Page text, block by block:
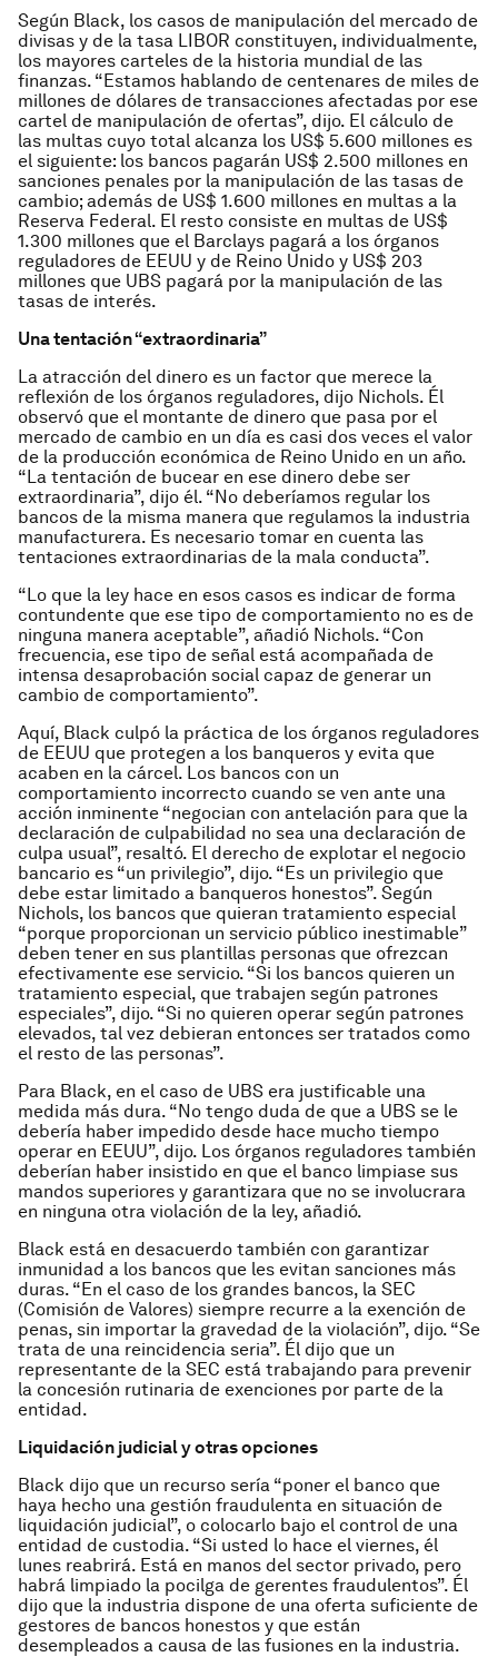
Según Black, los casos de manipulación del mercado de
divisas y de la tasa LIBOR constituyen, individualmente,
los mayores carteles de la historia mundial de las
finanzas. “Estamos hablando de centenares de miles de
millones de dólares de transacciones afectadas por ese
cartel de manipulación de ofertas”, dijo. El cálculo de
las multas cuyo total alcanza los US$ 5.600 millones es
el siguiente: los bancos pagarán US$ 2.500 millones en
sanciones penales por la manipulación de las tasas de
cambio; además de US$ 1.600 millones en multas a la
Reserva Federal. El resto consiste en multas de US$
1.300 millones que el Barclays pagará a los órganos
reguladores de EEUU y de Reino Unido y US$ 203
millones que UBS pagará por la manipulación de las
tasas de interés.
Una tentación “extraordinaria”
La atracción del dinero es un factor que merece la
reflexión de los órganos reguladores, dijo Nichols. Él
observó que el montante de dinero que pasa por el
mercado de cambio en un día es casi dos veces el valor
de la producción económica de Reino Unido en un año.
“La tentación de bucear en ese dinero debe ser
extraordinaria”, dijo él. “No deberíamos regular los
bancos de la misma manera que regulamos la industria
manufacturera. Es necesario tomar en cuenta las
tentaciones extraordinarias de la mala conducta”.
“Lo que la ley hace en esos casos es indicar de forma
contundente que ese tipo de comportamiento no es de
ninguna manera aceptable”, añadió Nichols. “Con
frecuencia, ese tipo de señal está acompañada de
intensa desaprobación social capaz de generar un
cambio de comportamiento”.
Aquí, Black culpó la práctica de los órganos reguladores
de EEUU que protegen a los banqueros y evita que
acaben en la cárcel. Los bancos con un
comportamiento incorrecto cuando se ven ante una
acción inminente “negocian con antelación para que la
declaración de culpabilidad no sea una declaración de
culpa usual”, resaltó. El derecho de explotar el negocio
bancario es “un privilegio”, dijo. “Es un privilegio que
debe estar limitado a banqueros honestos”. Según
Nichols, los bancos que quieran tratamiento especial
“porque proporcionan un servicio público inestimable”
deben tener en sus plantillas personas que ofrezcan
efectivamente ese servicio. “Si los bancos quieren un
tratamiento especial, que trabajen según patrones
especiales”, dijo. “Si no quieren operar según patrones
elevados, tal vez debieran entonces ser tratados como
el resto de las personas”.
Para Black, en el caso de UBS era justificable una
medida más dura. “No tengo duda de que a UBS se le
debería haber impedido desde hace mucho tiempo
operar en EEUU”, dijo. Los órganos reguladores también
deberían haber insistido en que el banco limpiase sus
mandos superiores y garantizara que no se involucrara
en ninguna otra violación de la ley, añadió.
Black está en desacuerdo también con garantizar
inmunidad a los bancos que les evitan sanciones más
duras. “En el caso de los grandes bancos, la SEC
(Comisión de Valores) siempre recurre a la exención de
penas, sin importar la gravedad de la violación”, dijo. “Se
trata de una reincidencia seria”. Él dijo que un
representante de la SEC está trabajando para prevenir
la concesión rutinaria de exenciones por parte de la
entidad.
Liquidación judicial y otras opciones
Black dijo que un recurso sería “poner el banco que
haya hecho una gestión fraudulenta en situación de
liquidación judicial”, o colocarlo bajo el control de una
entidad de custodia. “Si usted lo hace el viernes, él
lunes reabrirá. Está en manos del sector privado, pero
habrá limpiado la pocilga de gerentes fraudulentos”. Él
dijo que la industria dispone de una oferta suficiente de
gestores de bancos honestos y que están
desempleados a causa de las fusiones en la industria.